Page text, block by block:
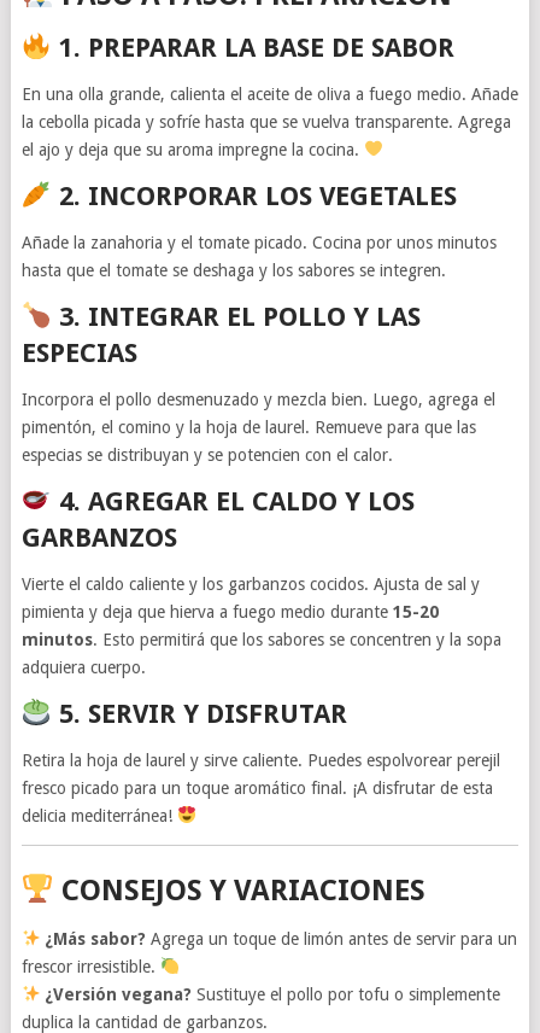
1. PREPARAR LA BASE DE SABOR
En una olla grande, calienta el aceite de oliva a fuego medio. Añade
la cebolla picada y sofríe hasta que se vuelva transparente. Agrega
el ajo y deja que su aroma impregne la cocina.
2. INCORPORAR LOS VEGETALES
Añade la zanahoria y el tomate picado. Cocina por unos minutos
hasta que el tomate se deshaga y los sabores se integren.
3. INTEGRAR EL POLLO Y LAS
ESPECIAS
Incorpora el pollo desmenuzado y mezcla bien. Luego, agrega el
pimentón, el comino y la hoja de laurel. Remueve para que las
especias se distribuyan y se potencien con el calor.
4. AGREGAR EL CALDO Y LOS
GARBANZOS
Vierte el caldo caliente y los garbanzos cocidos. Ajusta de sal y
pimienta y deja que hierva a fuego medio durante 15-20
minutos. Esto permitirá que los sabores se concentren y la sopa
adquiera cuerpo.
5. SERVIR Y DISFRUTAR
Retira la hoja de laurel y sirve caliente. Puedes espolvorear perejil
fresco picado para un toque aromático final. ¡A disfrutar de esta
delicia mediterránea!
CONSEJOS Y VARIACIONES
¿Más sabor? Agrega un toque de limón antes de servir para un
frescor irresistible.
¿Versión vegana? Sustituye el pollo por tofu o simplemente
duplica la cantidad de garbanzos.